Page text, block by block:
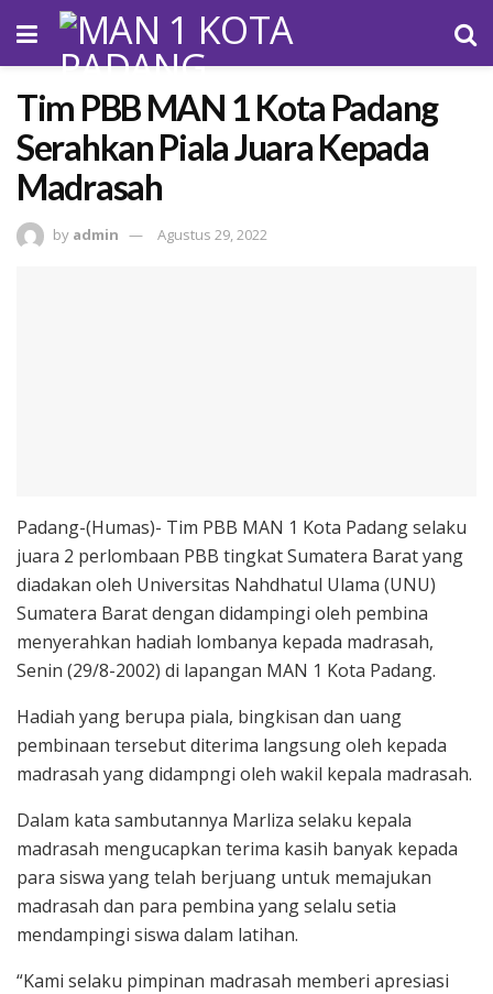
Tim PBB MAN 1 Kota Padang
Serahkan Piala Juara Kepada
Madrasah
by admin Agustus 29, 2022
Padang-(Humas)- Tim PBB MAN 1 Kota Padang selaku
juara 2 perlombaan PBB tingkat Sumatera Barat yang
diadakan oleh Universitas Nahdhatul Ulama (UNU)
Sumatera Barat dengan didampingi oleh pembina
menyerahkan hadiah lombanya kepada madrasah,
Senin (29/8-2002) di lapangan MAN 1 Kota Padang.
Hadiah yang berupa piala, bingkisan dan uang
pembinaan tersebut diterima langsung oleh kepada
madrasah yang didampngi oleh wakil kepala madrasah.
Dalam kata sambutannya Marliza selaku kepala
madrasah mengucapkan terima kasih banyak kepada
para siswa yang telah berjuang untuk memajukan
madrasah dan para pembina yang selalu setia
mendampingi siswa dalam latihan.
“Kami selaku pimpinan madrasah memberi apresiasi